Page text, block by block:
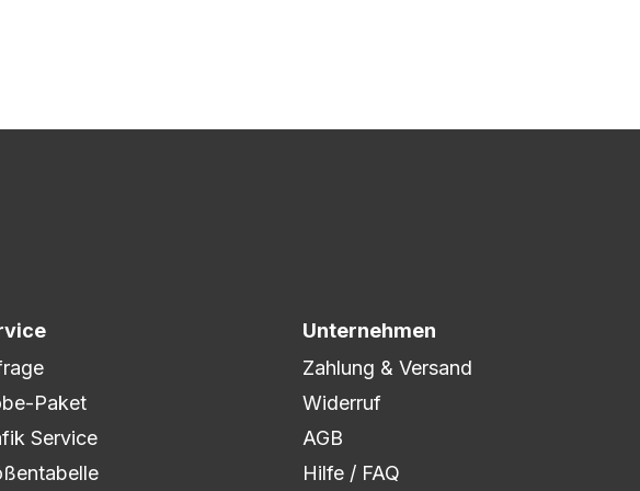
in der Lage, flexibel auf eure Wünsche
wird es zum Druck freigegeben und die
Paket
Service
Unternehmen
Zahlung & Versand
Widerruf
AGB
Hilfe / FAQ